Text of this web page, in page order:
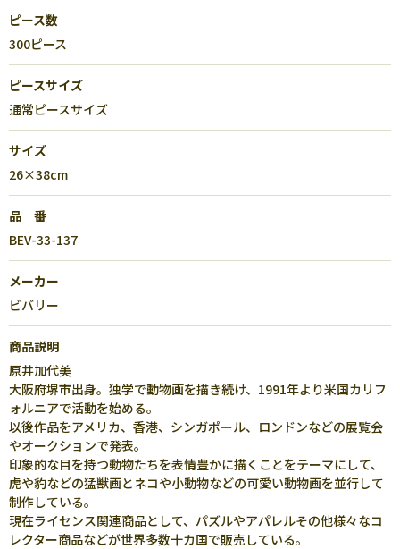
ピース数
300ピース
ピースサイズ
通常ピースサイズ
サイズ
26×38cm
品 番
BEV-33-137
メーカー
ビバリー
商品説明
原井加代美
大阪府堺市出身。独学で動物画を描き続け、1991年より米国カリフ
ォルニアで活動を始める。
以後作品をアメリカ、香港、シンガポール、ロンドンなどの展覧会
やオークションで発表。
印象的な目を持つ動物たちを表情豊かに描くことをテーマにして、
虎や豹などの猛獣画とネコや小動物などの可愛い動物画を並行して
制作している。
現在ライセンス関連商品として、パズルやアパレルその他様々なコ
レクター商品などが世界多数十カ国で販売している。